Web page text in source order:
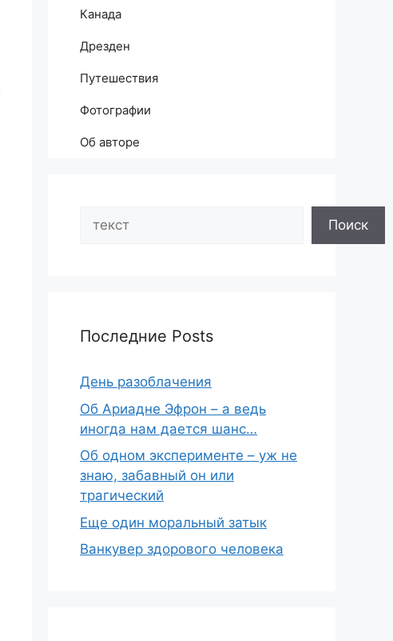
Канада
Дрезден
Путешествия
Фотографии
Об авторе
Поиск
Последние Posts
День разоблачения
Об Ариадне Эфрон – а ведь
иногда нам дается шанс…
Об одном эксперименте – уж не
знаю, забавный он или
трагический
Еще один моральный затык
Ванкувер здорового человека